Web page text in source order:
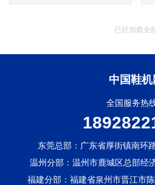
已经加载全
中国鞋机
全国服务热
东莞总部：广东省厚街镇南环
温州分部：温州市鹿城区总部经
福建分部：福建省泉州市晋江市